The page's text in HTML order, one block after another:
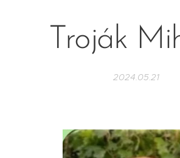
Troják
2024.05.21